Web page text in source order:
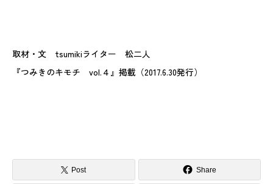
取材・文 tsumikiライター 松二人
『つみきのキモチ vol.４』掲載（2017.6.30発行）
Post Share